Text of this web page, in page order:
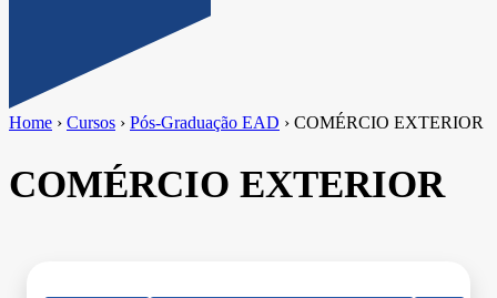
Home › Cursos › Pós-Graduação EAD › COMÉRCIO EXTERIOR
COMÉRCIO EXTERIOR